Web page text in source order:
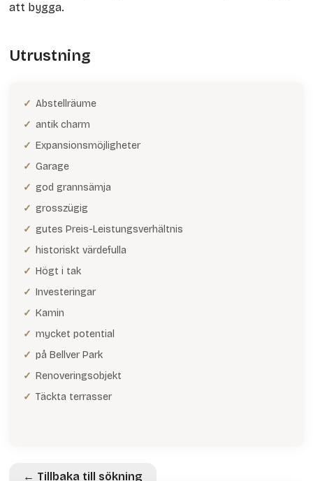
att bygga.
Utrustning
Abstellräume
antik charm
Expansionsmöjligheter
Garage
god grannsämja
grosszügig
gutes Preis-Leistungsverhältnis
historiskt värdefulla
Högt i tak
Investeringar
Kamin
mycket potential
på Bellver Park
Renoveringsobjekt
Täckta terrasser
← Tillbaka till sökning